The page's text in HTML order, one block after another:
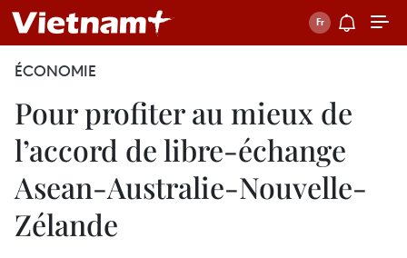
ÉCONOMIE
Pour profiter au mieux de
l’accord de libre-échange
Asean-Australie-Nouvelle-
Zélande